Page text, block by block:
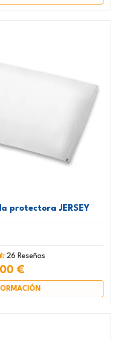
protectora JERSEY
26 Reseñas
€